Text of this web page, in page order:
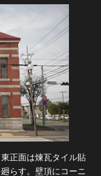
正面は煉瓦タイル貼
らす。壁頂にコーニ